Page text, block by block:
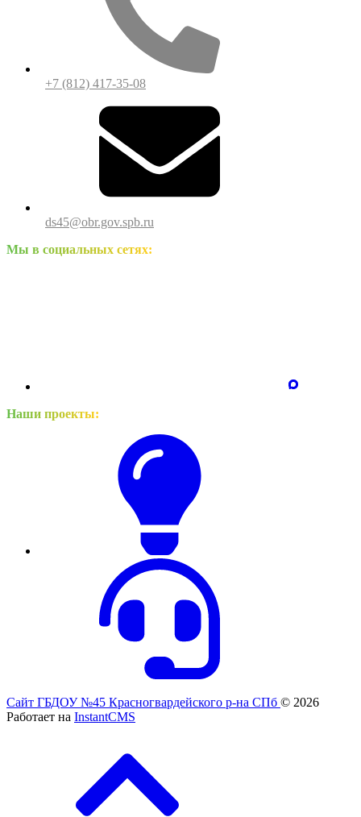
+7 (812) 417-35-08
ds45@obr.gov.spb.ru
Мы в социальных сетях:
Наши проекты:
Сайт ГБДОУ №45 Красногвардейского р-на СПб © 2026
Работает на InstantCMS